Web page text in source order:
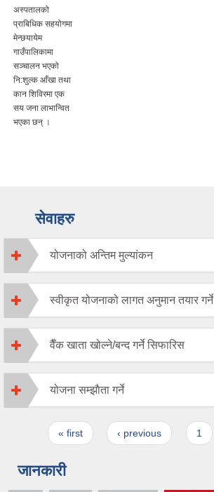
सेवाहरु
योजनाको अन्तिम मुल्यांकन
स्वीकृत योजनाको लागत अनुमान तयार गर्ने
वैँक खाता खोल्ने/बन्द गर्ने सिफारिस
योजना सम्झाैता गर्ने
Pages« first ‹ previous 1
जानकारी